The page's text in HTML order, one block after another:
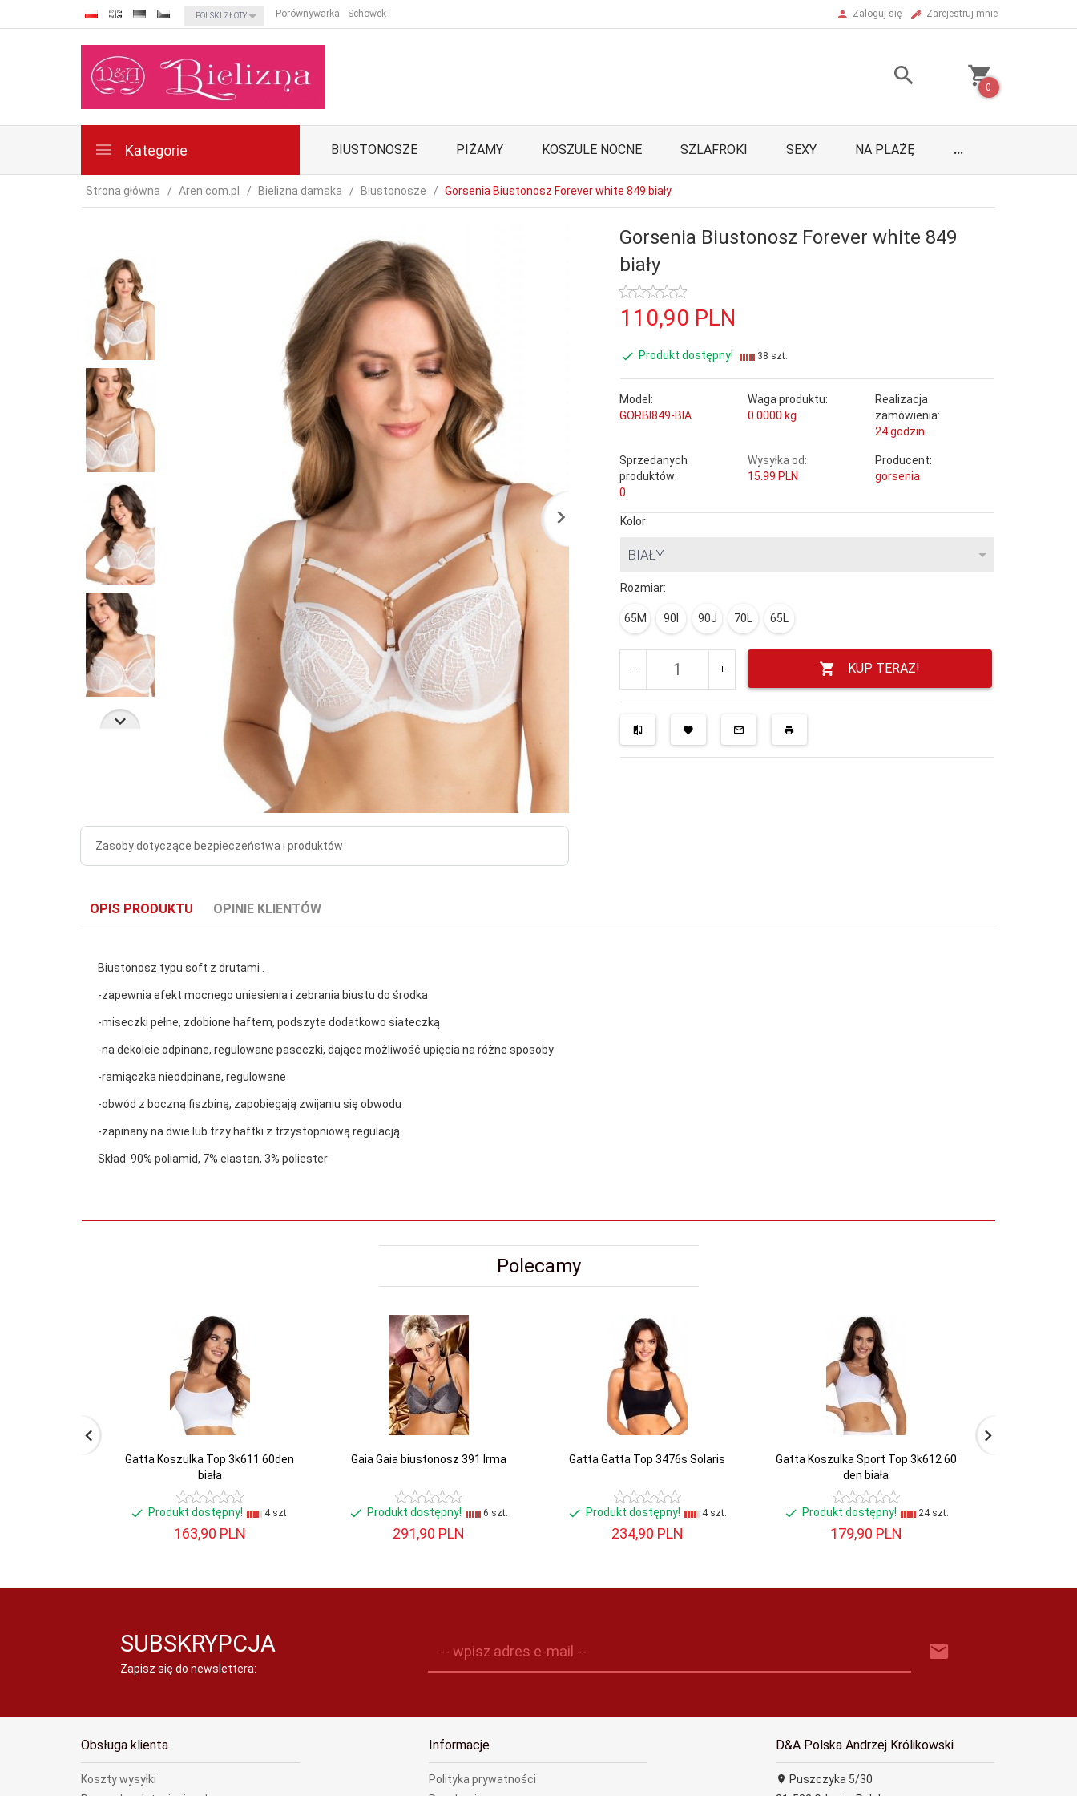
currency_h
POLSKI ZŁOTY Porównywarka Schowek Zaloguj się Zarejestruj mnie
0
Kategorie BIUSTONOSZE PIŻAMY KOSZULE NOCNE SZLAFROKI SEXY NA PLAŻĘ ...
Strona główna Aren.com.pl Bielizna damska Biustonosze Gorsenia Biustonosz Forever white 849 biały
Zasoby dotyczące bezpieczeństwa i produktów
Gorsenia Biustonosz Forever white 849
biały
110,90 PLN
Produkt dostępny! 38 szt.
Model:
GORBI849-BIA
Waga produktu:
0.0000 kg
Realizacja
zamówienia:
24 godzin
Sprzedanych
produktów:
0
Wysyłka od:
15.99 PLN
Producent:
gorsenia
Kolor:
BIAŁY
Rozmiar:
65M 90I 90J 70L 65L
KUP TERAZ!
OPIS PRODUKTU OPINIE KLIENTÓW
Biustonosz typu soft z drutami .
-zapewnia efekt mocnego uniesienia i zebrania biustu do środka
-miseczki pełne, zdobione haftem, podszyte dodatkowo siateczką
-na dekolcie odpinane, regulowane paseczki, dające możliwość upięcia na różne sposoby
-ramiączka nieodpinane, regulowane
-obwód z boczną fiszbiną, zapobiegają zwijaniu się obwodu
-zapinany na dwie lub trzy haftki z trzystopniową regulacją
Skład: 90% poliamid, 7% elastan, 3% poliester
Polecamy
Gatta Koszulka Top 3k611 60den
biała
Produkt dostępny! 4 szt.
163,90 PLN
Gaia Gaia biustonosz 391 Irma
Produkt dostępny! 6 szt.
291,90 PLN
Gatta Gatta Top 3476s Solaris
Produkt dostępny! 4 szt.
234,90 PLN
Gatta Koszulka Sport Top 3k612 60
den biała
Produkt dostępny! 24 szt.
179,90 PLN
SUBSKRYPCJA
Zapisz się do newslettera:
-- wpisz adres e-mail --
Obsługa klienta
Koszty wysyłki
Informacje
Polityka prywatności
D&A Polska Andrzej Królikowski
Puszczyka 5/30